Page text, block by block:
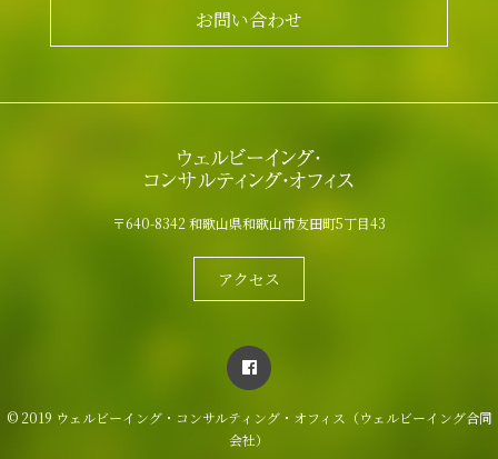
お問い合わせ
〒640-8342 和歌山県和歌山市友田町5丁目43
アクセス
© 2019 ウェルビーイング・コンサルティング・オフィス（ウェルビーイング合同
会社）